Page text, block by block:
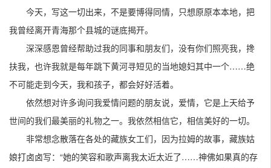
今天，写这一切出来，不是要博得同情，只想原原本本地，把
我曾经离开青海那个县城的谜底揭开。
深深感恩曾经帮助过我的同事和朋友们，没有你们照亮我，搀
扶我，也许我就是每年跳下黄河寻短见的当地媳妇其中一个……绝
不可能走到今天，我和孩子，都会好好活着。
依然想对许多询问我爱情问题的朋友说，爱情，它是上天给予
世间的我们最美丽的礼物之一。我依然相信它，相信美好的一切。
非常想念散落在各处的藏族女工们，因为拉姆的故事，藏族姑
娘打卤卤写：“她的笑容和歌声离我太近太近了……神佛如果真的存